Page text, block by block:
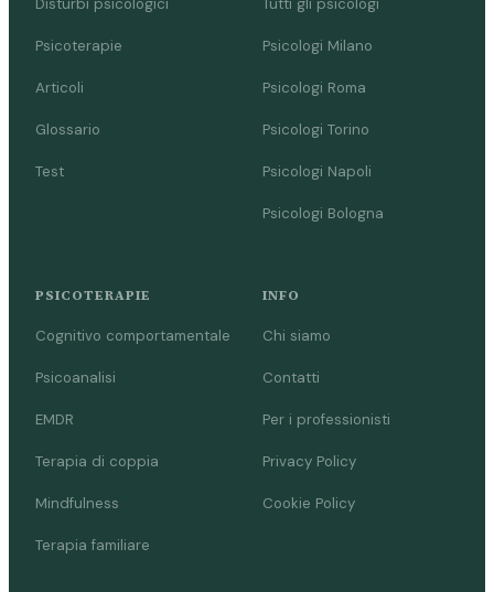
Disturbi psicologici
Psicoterapie
Articoli
Glossario
Test
Tutti gli psicologi
Psicologi Milano
Psicologi Roma
Psicologi Torino
Psicologi Napoli
Psicologi Bologna
PSICOTERAPIE
Cognitivo comportamentale
Psicoanalisi
EMDR
Terapia di coppia
Mindfulness
Terapia familiare
INFO
Chi siamo
Contatti
Per i professionisti
Privacy Policy
Cookie Policy